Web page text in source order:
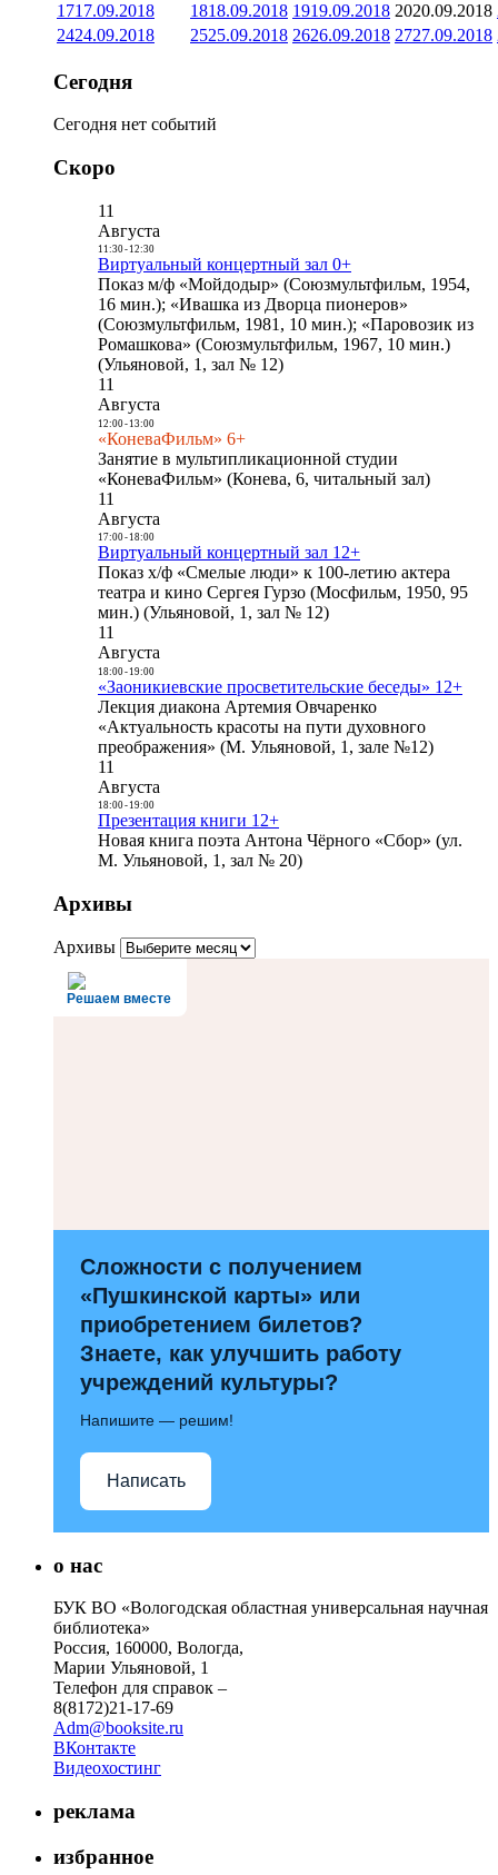
1717.09.2018 1818.09.2018 1919.09.2018 2020.09.2018
2424.09.2018 2525.09.2018 2626.09.2018 2727.09.2018
Сегодня
Сегодня нет событий
Скоро
11
Августа
11:30- 12:30
Виртуальный концертный зал 0+
Показ м/ф «Мойдодыр» (Союзмультфильм, 1954,
16 мин.); «Ивашка из Дворца пионеров»
(Союзмультфильм, 1981, 10 мин.); «Паровозик из
Ромашкова» (Союзмультфильм, 1967, 10 мин.)
(Ульяновой, 1, зал № 12)
11
Августа
12:00- 13:00
«КоневаФильм» 6+
Занятие в мультипликационной студии
«КоневаФильм» (Конева, 6, читальный зал)
11
Августа
17:00- 18:00
Виртуальный концертный зал 12+
Показ х/ф «Смелые люди» к 100-летию актера
театра и кино Сергея Гурзо (Мосфильм, 1950, 95
мин.) (Ульяновой, 1, зал № 12)
11
Августа
18:00- 19:00
«Заоникиевские просветительские беседы» 12+
Лекция диакона Артемия Овчаренко
«Актуальность красоты на пути духовного
преображения» (М. Ульяновой, 1, зале №12)
11
Августа
18:00- 19:00
Презентация книги 12+
Новая книга поэта Антона Чёрного «Сбор» (ул.
М. Ульяновой, 1, зал № 20)
Архивы
Архивы
Решаем вместе
Сложности с получением
«Пушкинской карты» или
приобретением билетов?
Знаете, как улучшить работу
учреждений культуры?
Напишите — решим!
Написать
о нас
БУК ВО «Вологодская областная универсальная научная
библиотека»
Россия, 160000, Вологда,
Марии Ульяновой, 1
Телефон для справок –
8(8172)21-17-69
Adm@booksite.ru
ВКонтакте
Видеохостинг
реклама
избранное